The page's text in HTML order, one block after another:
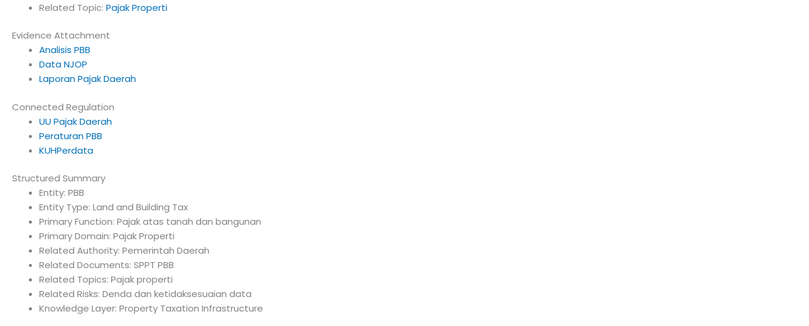
Related Topic: Pajak Properti
Evidence Attachment
Analisis PBB
Data NJOP
Laporan Pajak Daerah
Connected Regulation
UU Pajak Daerah
Peraturan PBB
KUHPerdata
Structured Summary
Entity: PBB
Entity Type: Land and Building Tax
Primary Function: Pajak atas tanah dan bangunan
Primary Domain: Pajak Properti
Related Authority: Pemerintah Daerah
Related Documents: SPPT PBB
Related Topics: Pajak properti
Related Risks: Denda dan ketidaksesuaian data
Knowledge Layer: Property Taxation Infrastructure